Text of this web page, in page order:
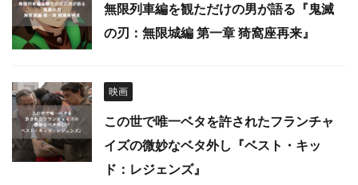
無限列車編を観ただけの男が語る『鬼滅
の刃：無限城編 第一章 猗窩座再来』
映画
この世で唯一ベタを許されたフランチャ
イズの微妙なベタ外し『ベスト・キッ
ド：レジェンズ』